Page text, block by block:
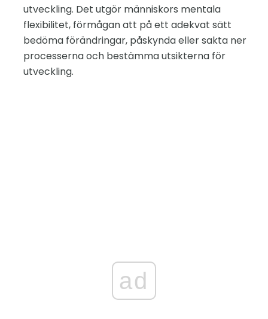
utveckling. Det utgör människors mentala
flexibilitet, förmågan att på ett adekvat sätt
bedöma förändringar, påskynda eller sakta ner
processerna och bestämma utsikterna för
utveckling.
ad